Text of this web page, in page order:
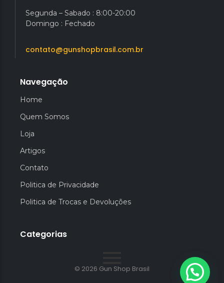
Segunda – Sabado : 8:00-20:00
Domingo : Fechado
contato@gunshopbrasil.com.br
Navegação
Home
Quem Somos
Loja
Artigos
Contato
Politica de Privacidade
Politica de Trocas e Devoluções
Categorias
© 2026 Gun Shop Brasil